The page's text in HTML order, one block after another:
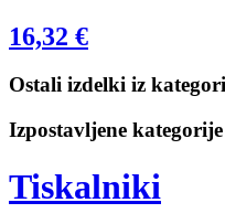
16,32 €
Ostali izdelki iz
Izpostavljene kategorije
Tiskalniki